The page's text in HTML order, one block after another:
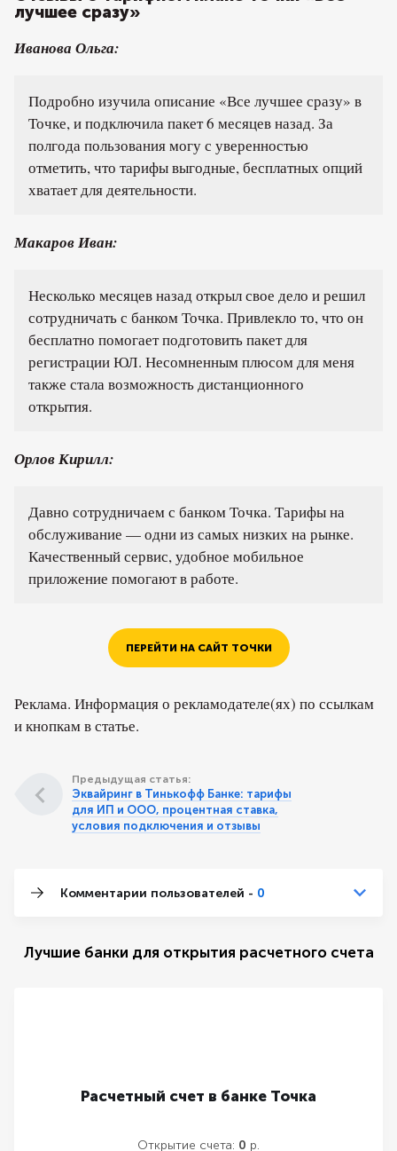
лучшее сразу»
Иванова Ольга:
Подробно изучила описание «Все лучшее сразу» в
Точке, и подключила пакет 6 месяцев назад. За
полгода пользования могу с уверенностью
отметить, что тарифы выгодные, бесплатных опций
хватает для деятельности.
Макаров Иван:
Несколько месяцев назад открыл свое дело и решил
сотрудничать с банком Точка. Привлекло то, что он
бесплатно помогает подготовить пакет для
регистрации ЮЛ. Несомненным плюсом для меня
также стала возможность дистанционного
открытия.
Орлов Кирилл:
Давно сотрудничаем с банком Точка. Тарифы на
обслуживание — одни из самых низких на рынке.
Качественный сервис, удобное мобильное
приложение помогают в работе.
ПЕРЕЙТИ НА САЙТ ТОЧКИ
Реклама. Информация о рекламодателе(ях) по ссылкам
и кнопкам в статье.
Предыдущая статья:
Эквайринг в Тинькофф Банке: тарифы
для ИП и ООО, процентная ставка,
условия подключения и отзывы
Комментарии пользователей - 0
Лучшие банки для открытия расчетного счета
Расчетный счет в банке Точка
Открытие счета: 0 р.